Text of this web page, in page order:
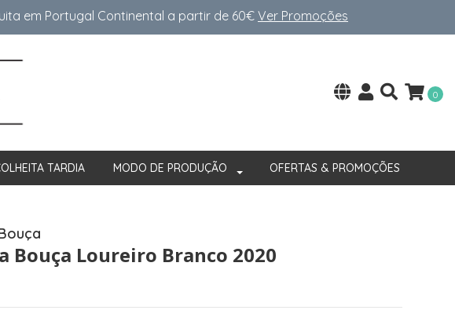
em Portugal Continental a partir de 60€Ver Promoções
0
TARDIA MODO DE PRODUÇÃO OFERTAS & PROMOÇÕES
Bouça Loureiro Branco 2020